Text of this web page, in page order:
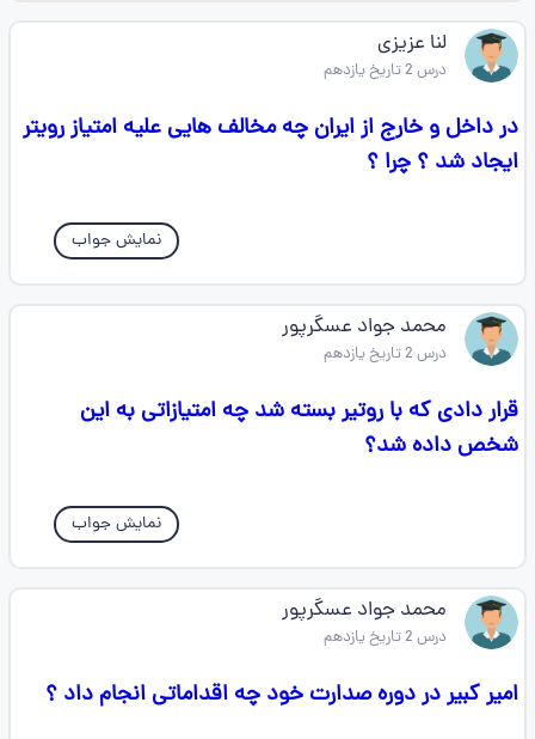
لنا عزیزی
درس 2 تاریخ یازدهم
در داخل و خارج از ایران چه مخالف هایی علیه امتیاز رویتر
ایجاد شد ؟ چرا ؟
نمایش جواب
محمد جواد عسگرپور
درس 2 تاریخ یازدهم
قرار دادی که با روتیر بسته شد چه امتیازاتی به این
شخص داده شد؟
نمایش جواب
محمد جواد عسگرپور
درس 2 تاریخ یازدهم
امیر کبیر در دوره صدارت خود چه اقداماتی انجام داد ؟